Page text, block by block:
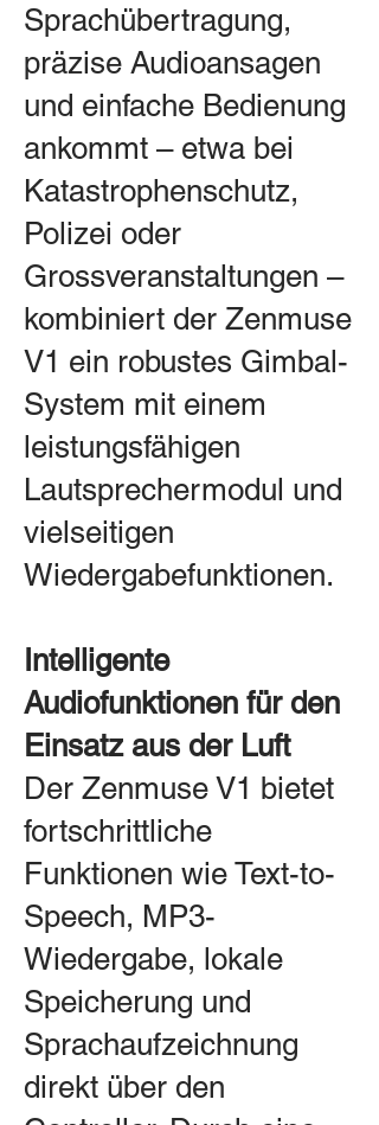
Sprachübertragung,
präzise Audioansagen
und einfache Bedienung
ankommt – etwa bei
Katastrophenschutz,
Polizei oder
Grossveranstaltungen –
kombiniert der Zenmuse
V1 ein robustes Gimbal-
System mit einem
leistungsfähigen
Lautsprechermodul und
vielseitigen
Wiedergabefunktionen.
Intelligente
Audiofunktionen für den
Einsatz aus der Luft
Der Zenmuse V1 bietet
fortschrittliche
Funktionen wie Text-to-
Speech, MP3-
Wiedergabe, lokale
Speicherung und
Sprachaufzeichnung
direkt über den